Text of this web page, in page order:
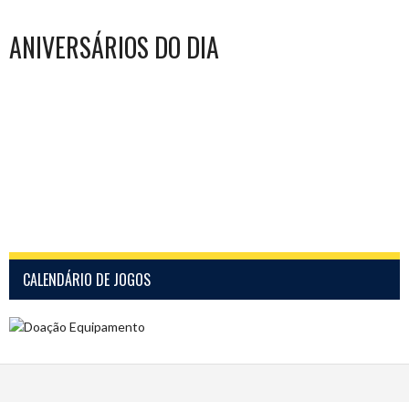
ANIVERSÁRIOS DO DIA
CALENDÁRIO DE JOGOS